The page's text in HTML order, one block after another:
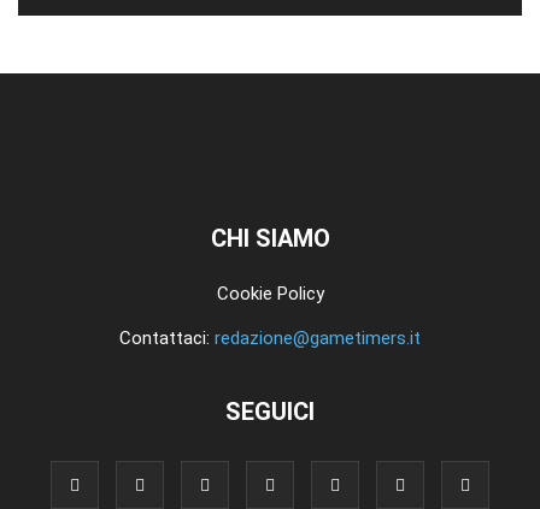
CHI SIAMO
Cookie Policy
Contattaci: redazione@gametimers.it
SEGUICI